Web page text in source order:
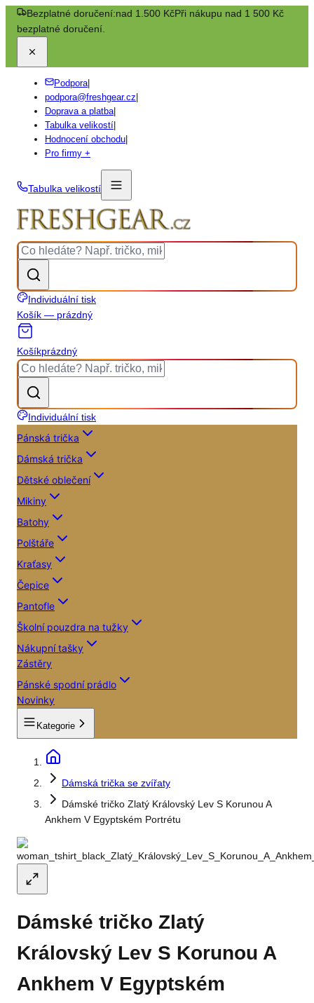
Bezplatné doručení:nad 1.500 KčPři nákupu nad 1 500 Kč
bezplatné doručení.
Podpora|
podpora@freshgear.cz
Doprava a platba|
Tabulka velikostí
Hodnocení obchodu
Pro firmy +
Tabulka velikostí
Individuální tisk
Košík — prázdný
Košíkprázdný
Individuální tisk
Pánská trička
Dámská trička
Dětské oblečení
Mikiny
Batohy
Polštáře
Kraťasy
Čepice
Pantofle
Školní pouzdra na tužky
Nákupní tašky
Zástěry
Pánské spodní prádlo
Novinky
Kategorie
Dámská trička se zvířaty
Dámské tričko Zlatý Královský Lev S Korunou A
Ankhem V Egyptském Portrétu
Dámské tričko Zlatý
Královský Lev S Korunou A
Ankhem V Egyptském